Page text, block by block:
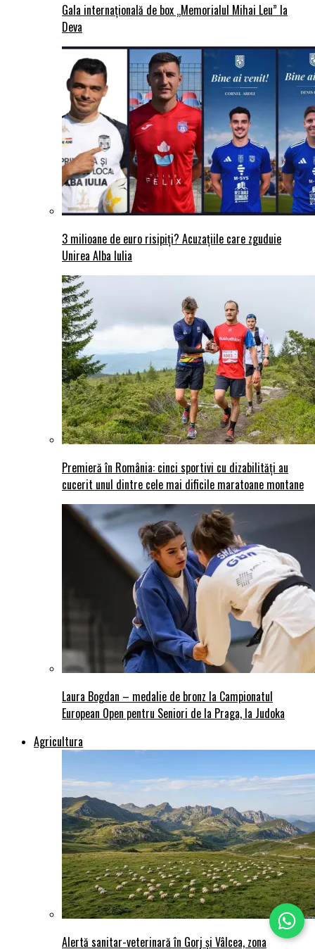
Gala internațională de box „Memorialul Mihai Leu” la
Deva
3 milioane de euro risipiți? Acuzațiile care zguduie
Unirea Alba Iulia
Premieră în România: cinci sportivi cu dizabilități au
cucerit unul dintre cele mai dificile maratoane montane
Laura Bogdan – medalie de bronz la Campionatul
European Open pentru Seniori de la Praga, la Judoka
Agricultura
Alertă sanitar-veterinară în Gorj și Vâlcea, zona